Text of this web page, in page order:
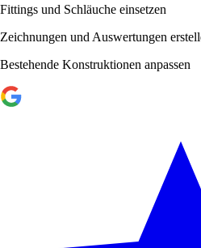
Fittings und Schläuche einsetzen
Zeichnungen und Auswertungen
Bestehende Konstruktionen anpassen